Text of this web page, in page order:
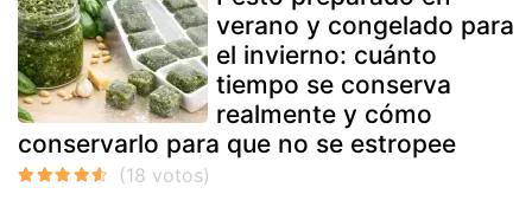
verano y congelado para
el invierno: cuánto
tiempo se conserva
realmente y cómo
conservarlo para que no se estropee